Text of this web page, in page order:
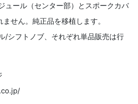
ュール（センター部）とスポークカバ
せん。純正品を移植します。
/シフトノブ、それぞれ単品販売は行